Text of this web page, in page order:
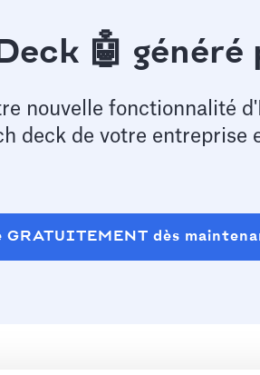
🤖
nouvelle fonctionnalité
deck de votre entreprise
GRATUITEMENT dès